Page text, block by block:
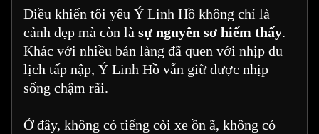
Điều khiến tôi yêu Ý Linh Hồ không chỉ là
cảnh đẹp mà còn là sự nguyên sơ hiếm thấy.
Khác với nhiều bản làng đã quen với nhịp du
lịch tấp nập, Ý Linh Hồ vẫn giữ được nhịp
sống chậm rãi.
Ở đây, không có tiếng còi xe ồn ã, không có